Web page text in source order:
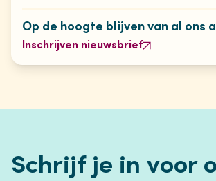
Op de hoogte blijven van al ons
Inschrijven nieuwsbrief
Schrijf je in voor